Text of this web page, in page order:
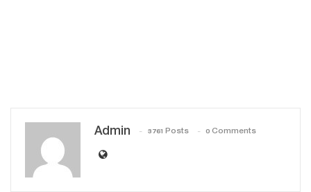
Admin 3761 Posts 0 Comments